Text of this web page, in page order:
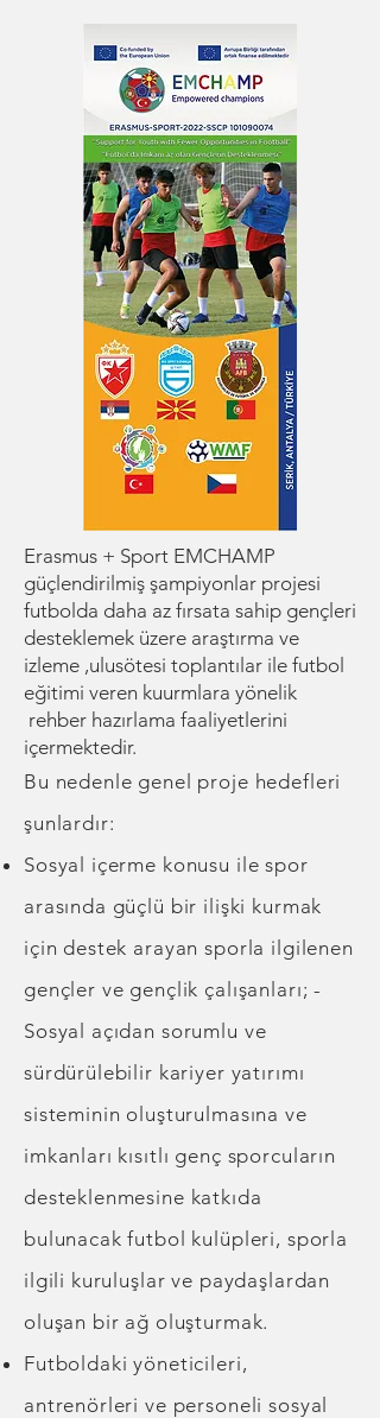
Erasmus + Sport EMCHAMP
güçlendirilmiş şampiyonlar projesi
futbolda daha az fırsata sahip gençleri
desteklemek üzere araştırma ve
izleme ,ulusötesi toplantılar ile futbol
eğitimi veren kuurmlara yönelik
rehber hazırlama faaliyetlerini
içermektedir.
Bu nedenle genel proje hedefleri
şunlardır:
Sosyal içerme konusu ile spor
arasında güçlü bir ilişki kurmak
için destek arayan sporla ilgilenen
gençler ve gençlik çalışanları; -
Sosyal açıdan sorumlu ve
sürdürülebilir kariyer yatırımı
sisteminin oluşturulmasına ve
imkanları kısıtlı genç sporcuların
desteklenmesine katkıda
bulunacak futbol kulüpleri, sporla
ilgili kuruluşlar ve paydaşlardan
oluşan bir ağ oluşturmak.
Futboldaki yöneticileri,
antrenörleri ve personeli sosyal